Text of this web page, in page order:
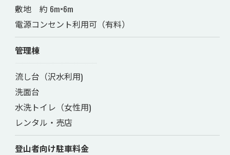
敷地 約 6m×6m
電源コンセント利用可（有料）
管理棟
流し台（沢水利用)
洗面台
水洗トイレ（女性用)
レンタル・売店
登山者向け駐車料金